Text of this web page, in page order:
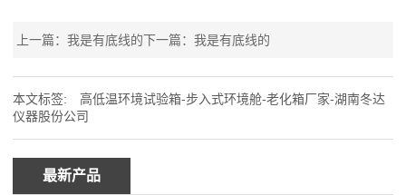
上一篇：我是有底线的下一篇：我是有底线的
本文标签:
高低温环境试验箱-步入式环境舱-老化箱厂家-湖南冬达
仪器股份公司
最新产品